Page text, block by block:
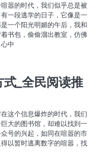
嚣的时代，我们似乎总是被
一段逃学的日子，它像是一
一个阳光明媚的午后，我和
书包，偷偷溜出教室，仿佛
中
_全民阅读推
这个信息爆炸的时代，我们
大的图书馆，却难以找到一
号的兴起，如同在喧嚣的市
以暂时逃离数字的喧嚣，找